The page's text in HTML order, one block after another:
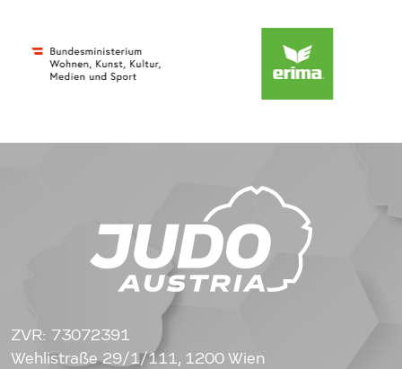
ZVR: 73072391
Wehlistraße 29/1/111, 1200 Wien